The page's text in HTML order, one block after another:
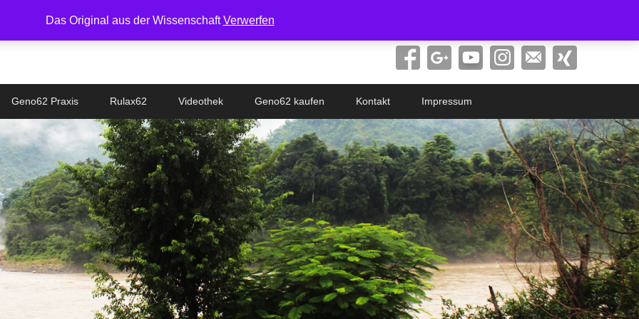
Das Original aus der WissenschaftVerwerfen
Geno62 Praxis Rulax62 Videothek Geno62 kaufen Kontakt Impressum